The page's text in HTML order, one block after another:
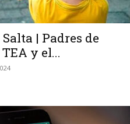
| Padres de
y el...